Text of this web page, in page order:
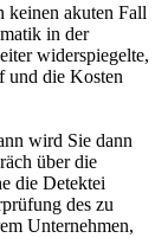
keinen akuten Fall
in der
widerspiegelte,
und die Kosten
wird Sie dann
über die
die Detektei
des zu
Unternehmen,